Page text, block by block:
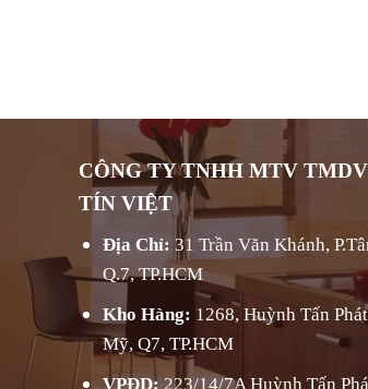
CÔNG TY TNHH MTV
TÍN VIỆT
Địa Chỉ: 31 Trần Văn Khánh,
Q.7, TP.HCM
Kho Hàng: 1268, Huỳnh Tấn
Mỹ, Q7, TP.HCM
VPĐD:223/14/7A Huỳnh Tấn